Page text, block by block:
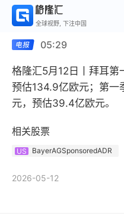
全球视野, 下注中国
05:29
格隆汇5月12日丨拜耳第
预估134.9亿欧元；第一
元，预估39.4亿欧元。
相关股票
US BayerAGSponsoredADR
2026-05-12